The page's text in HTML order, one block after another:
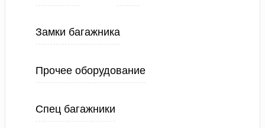
Замки багажника
Прочее оборудование
Спец багажники